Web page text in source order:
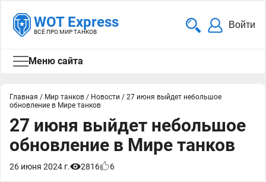
WOT Express
ВСЁ ПРО МИР ТАНКОВ
Войти
Меню сайта
Главная / Мир танков / Новости / 27 июня выйдет небольшое
обновление в Мире танков
27 июня выйдет небольшое
обновление в Мире танков
26 июня 2024 г. 2816 6